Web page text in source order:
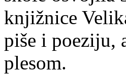
knjižnice
piše i poeziju,
plesom.